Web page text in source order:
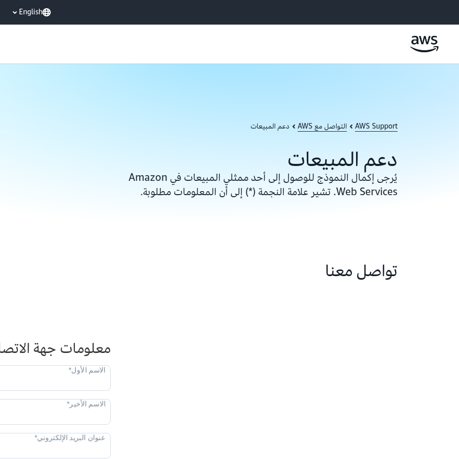
English
AWS Support التواصل مع AWS دعم المبيعات
دعم المبيعات
يُرجى إكمال النموذج للوصول إلى أحد ممثلي المبيعات في Amazon
Web Services. تشير علامة النجمة (*) إلى أن المعلومات مطلوبة.
تواصل معنا
معلومات جهة